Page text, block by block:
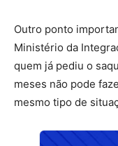
Outro ponto
Ministério da
quem já pediu o
meses não pode
mesmo tipo de